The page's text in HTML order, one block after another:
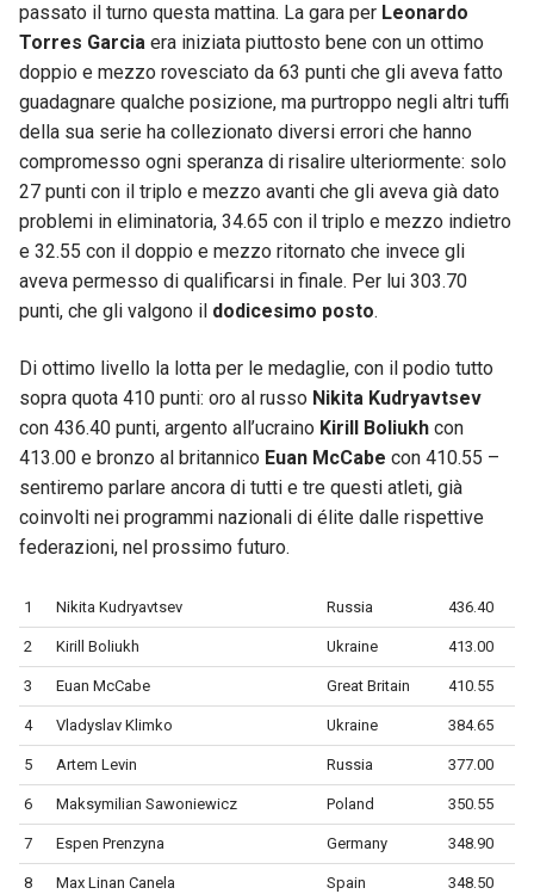
passato il turno questa mattina. La gara per Leonardo
Torres Garcia era iniziata piuttosto bene con un ottimo
doppio e mezzo rovesciato da 63 punti che gli aveva fatto
guadagnare qualche posizione, ma purtroppo negli altri tuffi
della sua serie ha collezionato diversi errori che hanno
compromesso ogni speranza di risalire ulteriormente: solo
27 punti con il triplo e mezzo avanti che gli aveva già dato
problemi in eliminatoria, 34.65 con il triplo e mezzo indietro
e 32.55 con il doppio e mezzo ritornato che invece gli
aveva permesso di qualificarsi in finale. Per lui 303.70
punti, che gli valgono il dodicesimo posto.
Di ottimo livello la lotta per le medaglie, con il podio tutto
sopra quota 410 punti: oro al russo Nikita Kudryavtsev
con 436.40 punti, argento all’ucraino Kirill Boliukh con
413.00 e bronzo al britannico Euan McCabe con 410.55 –
sentiremo parlare ancora di tutti e tre questi atleti, già
coinvolti nei programmi nazionali di élite dalle rispettive
federazioni, nel prossimo futuro.
1 Nikita Kudryavtsev Russia 436.40
2 Kirill Boliukh Ukraine 413.00
3 Euan McCabe Great Britain 410.55
4 Vladyslav Klimko Ukraine 384.65
5 Artem Levin Russia 377.00
6 Maksymilian Sawoniewicz Poland 350.55
7 Espen Prenzyna Germany 348.90
8 Max Linan Canela Spain 348.50